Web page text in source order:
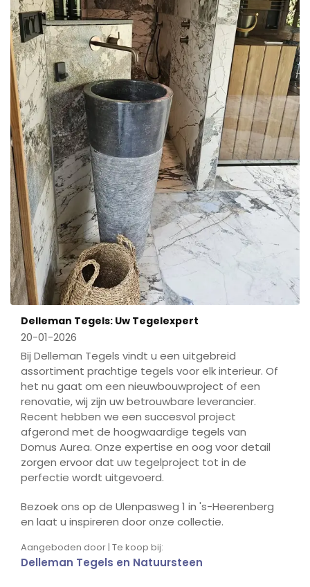
Delleman Tegels: Uw Tegelexpert
20-01-2026
Bij Delleman Tegels vindt u een uitgebreid
assortiment prachtige tegels voor elk interieur. Of
het nu gaat om een nieuwbouwproject of een
renovatie, wij zijn uw betrouwbare leverancier.
Recent hebben we een succesvol project
afgerond met de hoogwaardige tegels van
Domus Aurea. Onze expertise en oog voor detail
zorgen ervoor dat uw tegelproject tot in de
perfectie wordt uitgevoerd.
Bezoek ons op de Ulenpasweg 1 in 's-Heerenberg
en laat u inspireren door onze collectie.
Aangeboden door | Te koop bij:
Delleman Tegels en Natuursteen